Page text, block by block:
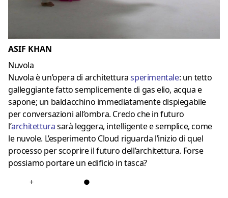
ASIF KHAN
Nuvola
Nuvola è un’opera di architetturasperimentale: un tetto
galleggiante fatto semplicemente di gas elio, acqua e
sapone; un baldacchino immediatamente dispiegabile
per conversazioni all’ombra. Credo che in futuro
l’architetturasarà leggera, intelligente e semplice, come
le nuvole. L’esperimento Cloud riguarda l’inizio di quel
processo per scoprire il futuro dell’architettura. Forse
possiamo portare un edificio in tasca?
+ ●